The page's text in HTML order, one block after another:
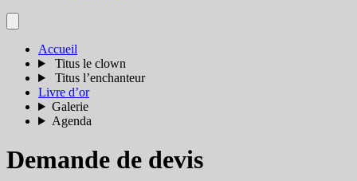
Accueil
Titus le clown
Titus l’enchanteur
Livre d’or
Galerie
Agenda
Demande de devis